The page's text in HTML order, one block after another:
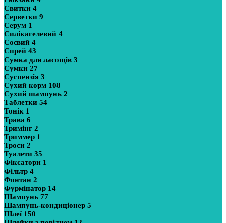
Свитки 4
Серветки 9
Серум 1
Силікагелевий 4
Соєвий 4
Спрей 43
Сумка для ласощів 3
Сумки 27
Суспензія 3
Сухий корм 108
Сухий шампунь 2
Таблетки 54
Тонік 1
Трава 6
Тримінг 2
Триммер 1
Троси 2
Туалети 35
Фіксатори 1
Фільтр 4
Фонтан 2
Фурмінатор 14
Шампунь 77
Шампунь-кондиціонер 5
Шлеї 150